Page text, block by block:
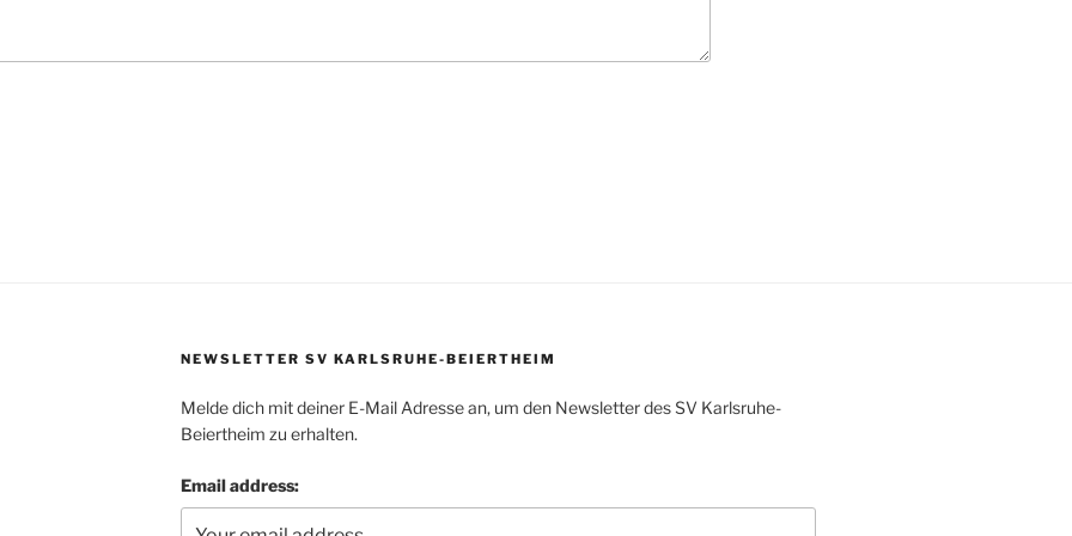
NEWSLETTER SV KARLSRUHE-BEIERTHEIM
Melde dich mit deiner E-Mail Adresse an, um den Newsletter des SV Karlsruhe-
Beiertheim zu erhalten.
Email address: